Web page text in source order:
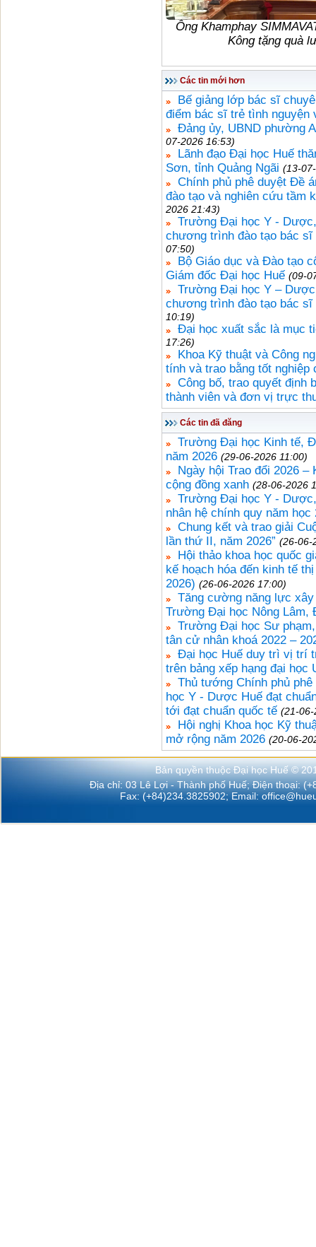
Ông Khamphay
Kông tặng quà
Các tin mới hơn
Bế giảng lớp bác sĩ
điểm bác sĩ trẻ tình nguyện
Đảng ủy, UBND phường
07-2026 16:53)
Lãnh đạo Đại học Huế
Sơn, tỉnh Quảng Ngãi (13-
Chính phủ phê duyệt Đề
đào tạo và nghiên cứu tầm
2026 21:43)
Trường Đại học Y -
chương trình đào tạo bác sĩ
07:50)
Bộ Giáo dục và Đào tạo
Giám đốc Đại học Huế (09-
Trường Đại học Y –
chương trình đào tạo bác sĩ
10:19)
Đại học xuất sắc là mục
17:26)
Khoa Kỹ thuật và Công
tính và trao bằng tốt nghiệp
Công bố, trao quyết định
thành viên và đơn vị trực
Các tin đã đăng
Trường Đại học Kinh tế,
năm 2026 (29-06-2026 11:00)
Ngày hội Trao đổi 2026
cộng đồng xanh (28-06-2026
Trường Đại học Y -
nhân hệ chính quy năm học
Chung kết và trao giải
lần thứ II, năm 2026” (26-06-
Hội thảo khoa học quốc
kế hoạch hóa đến kinh tế
2026) (26-06-2026 17:00)
Tăng cường năng lực
Trường Đại học Nông Lâm,
Trường Đại học Sư
tân cử nhân khoá 2022 –
Đại học Huế duy trì vị trí
trên bảng xếp hạng đại học
Thủ tướng Chính phủ
học Y - Dược Huế đạt
tới đạt chuẩn quốc tế (21-
Hội nghị Khoa học Kỹ
mở rộng năm 2026 (20-06-
Bản quyền thuộc Đại học Huế ©
Địa chỉ: 03 Lê Lợi - Thành phố Huế; Điện thoại:
Fax: (+84)234.3825902; Email: